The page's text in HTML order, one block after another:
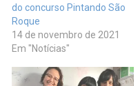
do concurso Pintando São
Roque
14 de novembro de 2021
Em "Notícias"